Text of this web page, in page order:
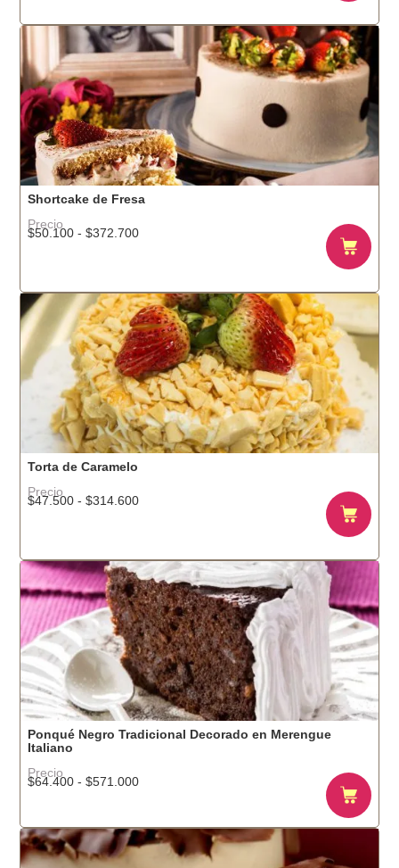
$53.400
hasta
$403.200
Shortcake de Fresa
Precio
$50.100 - $372.700Rango
$50.100
hasta
$372.700
Torta de Caramelo
Precio
$47.500 - $314.600Rango
$47.500
hasta
$314.600
Ponqué Negro Tradicional Decorado en Merengue
Italiano
Precio
$64.400 - $571.000Rango
desde
$64.400